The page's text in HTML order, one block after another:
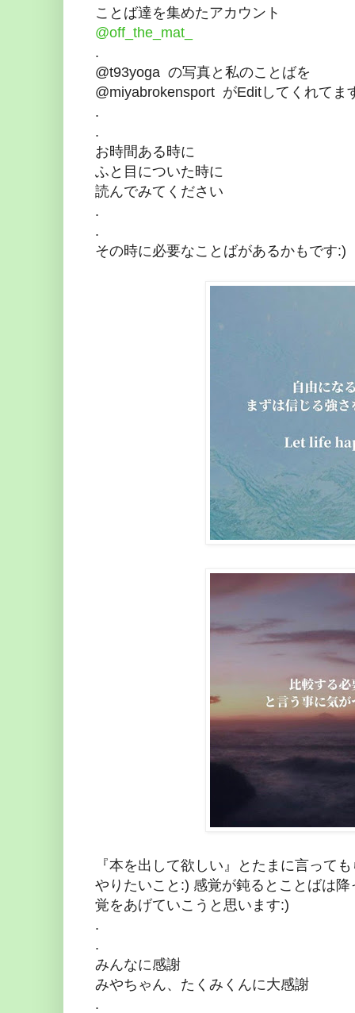
ことば達を集めたアカウント
@off_the_mat_
.
@t93yoga の写真と私のことばを
@miyabrokensport がEditしてくれてま
.
.
お時間ある時に
ふと目についた時に
読んでみてください
.
.
その時に必要なことばがあるかもです:)
『本を出して欲しい』とたまに言って
やりたいこと:) 感覚が鈍るとことばは
覚をあげていこうと思います:)
.
.
みんなに感謝
みやちゃん、たくみくんに大感謝
.